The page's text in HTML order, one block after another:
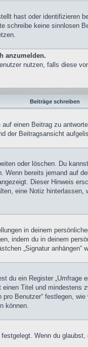
hast oder identifizieren
keine sinnlosen
anzumelden.
nutzen, falls diese
Beiträge schreiben
einen Beitrag zu
Beitragsansicht
oder löschen. Du
bereits jemand auf
Dieser Hinweis
eine Notiz
in deinem
indem du in deinem
„Signatur anhängen“
ein Register
Titel und
Benutzer“ festlegen,
können.
Wenn du